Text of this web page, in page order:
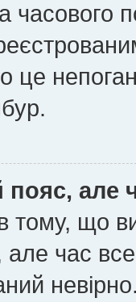
часового
це
пояс, але
тому, що
але час